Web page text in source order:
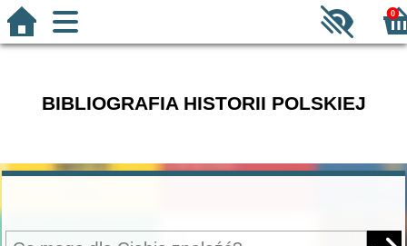
0
BIBLIOGRAFIA HISTORII POLSKIEJ